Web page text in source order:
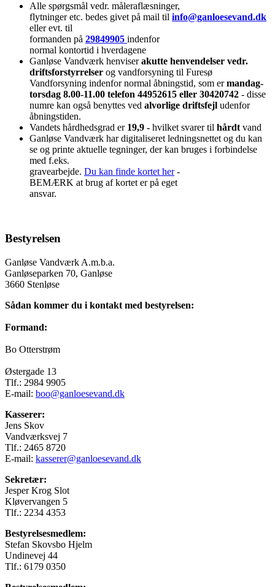
Alle spørgsmål vedr. måleraflæsninger,
flytninger etc. bedes givet på mail til info@ganloesevand.dk
eller evt. til
formanden på 29849905 indenfor
normal kontortid i hverdagene
Ganløse Vandværk henviserakutte henvendelser vedr.
driftsforstyrrelser og vandforsyning til Furesø
Vandforsyning indenfor normal åbningstid, som ermandag-
torsdag 8.00-11.00 telefon 44952615 eller 30420742 - disse
numre kan også benyttes ved alvorlige driftsfejl udenfor
åbningstiden.
Vandets hårdhedsgrad er 19,9 - hvilket svarer til hårdt vand
Ganløse Vandværk har digitaliseret ledningsnettet og du kan
se og printe aktuelle tegninger, der kan bruges i forbindelse
med f.eks.
gravearbejde. Du kan finde kortet her-
BEMÆRK at brug af kortet er på eget
ansvar.
Bestyrelsen
Ganløse Vandværk A.m.b.a.
Ganløseparken 70, Ganløse
3660 Stenløse
Sådan kommer du i kontakt med bestyrelsen:
Formand:
Bo Otterstrøm
Østergade 13
Tlf.: 2984 9905
E-mail: boo@ganloesevand.dk
Kasserer:
Jens Skov
Vandværksvej 7
Tlf.: 2465 8720
E-mail: kasserer@ganloesevand.dk
Sekretær:
Jesper Krog Slot
Kløvervangen 5
Tlf.: 2234 4353
Bestyrelsesmedlem:
Stefan Skovsbo Hjelm
Undinevej 44
Tlf.: 6179 0350